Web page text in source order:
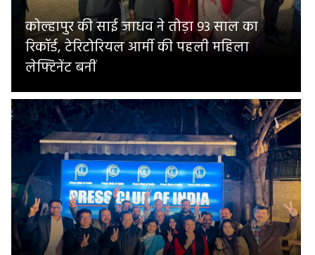
कोल्हापुर की साई जाधव ने तोड़ा 93 साल का
रिकॉर्ड, टेरिटोरियल आर्मी की पहली महिला
लेफ्टिनेंट बनीं